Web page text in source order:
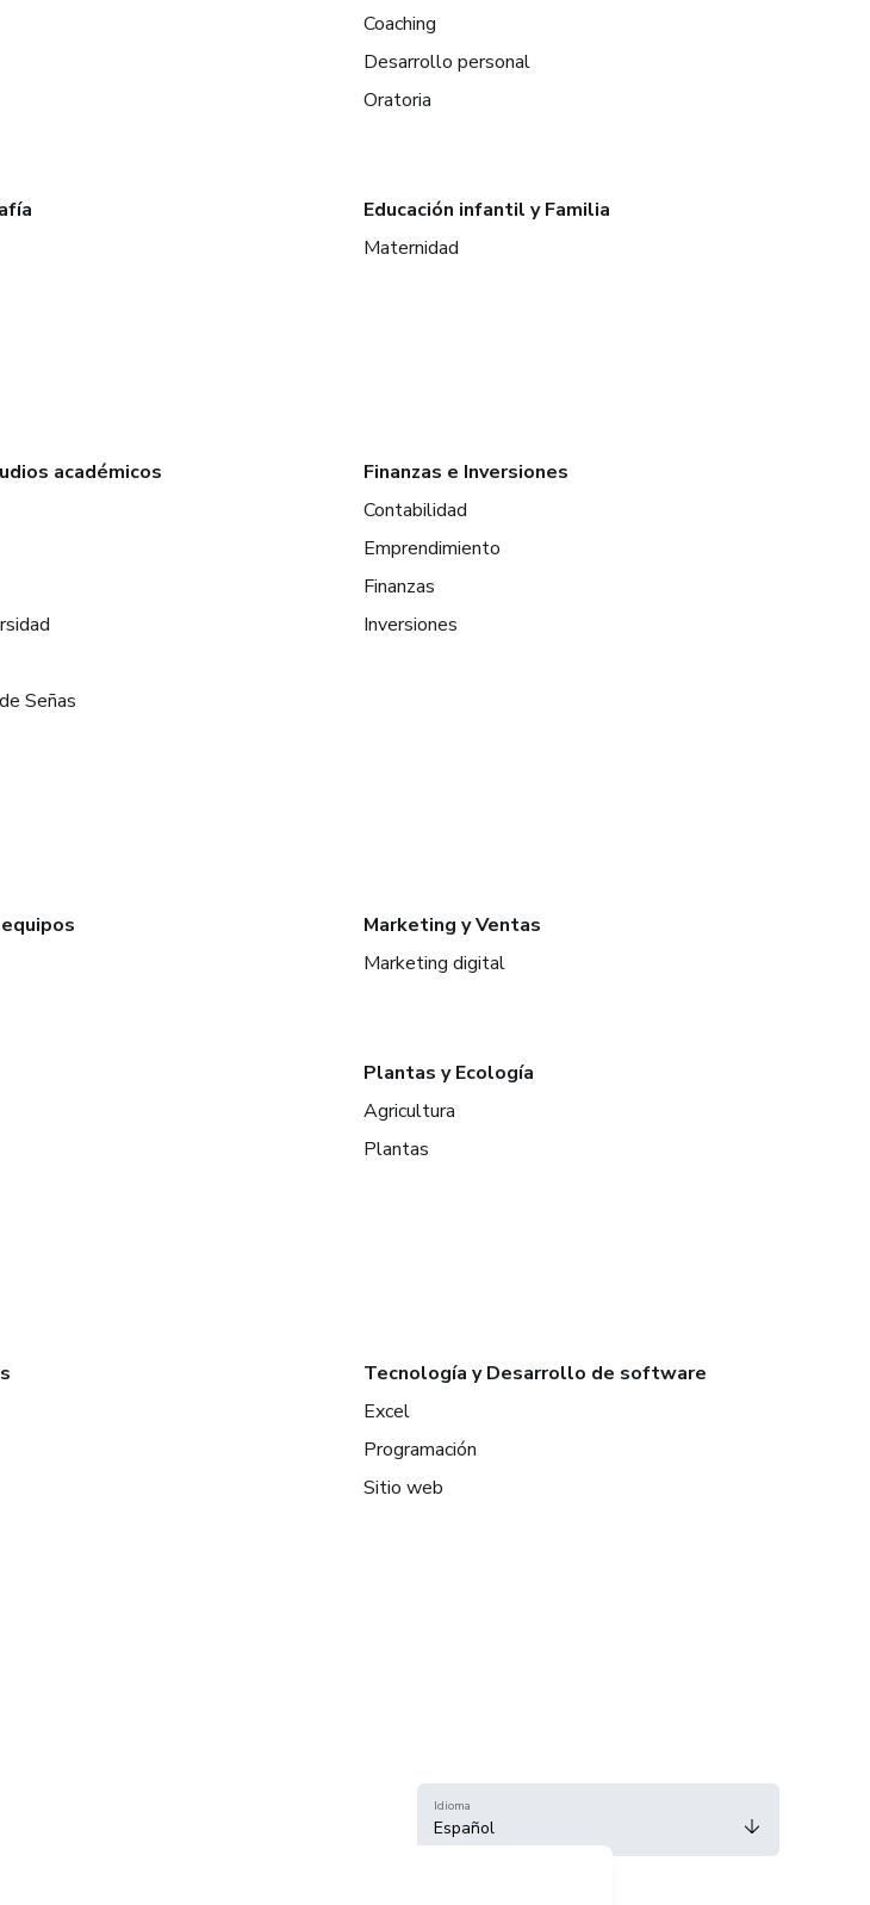
Coaching
Desarrollo personal
Oratoria
Educación infantil y Familia
Maternidad
académicos
Señas
Finanzas e Inversiones
Contabilidad
Emprendimiento
Finanzas
Inversiones
Marketing y Ventas
Marketing digital
Plantas y Ecología
Agricultura
Plantas
Tecnología y Desarrollo de software
Excel
Programación
Sitio web
Idioma
Español